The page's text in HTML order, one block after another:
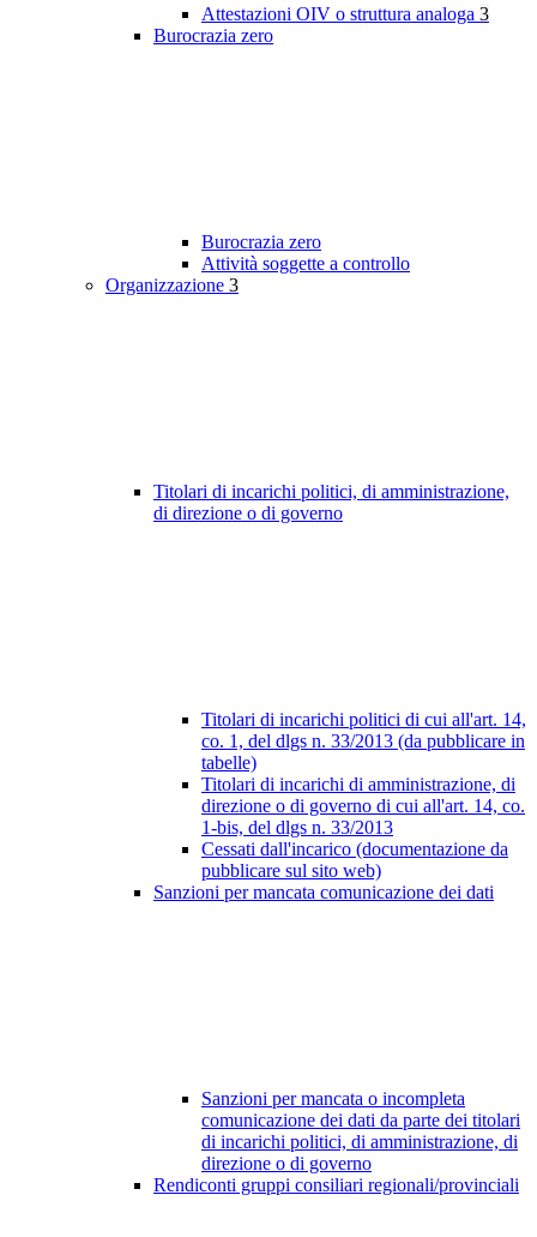
Attestazioni OIV o struttura analoga 3
Burocrazia zero
Burocrazia zero
Attività soggette a controllo
Organizzazione 3
Titolari di incarichi politici, di amministrazione,
di direzione o di governo
Titolari di incarichi politici di cui all'art. 14,
co. 1, del dlgs n. 33/2013 (da pubblicare in
tabelle)
Titolari di incarichi di amministrazione, di
direzione o di governo di cui all'art. 14, co.
1-bis, del dlgs n. 33/2013
Cessati dall'incarico (documentazione da
pubblicare sul sito web)
Sanzioni per mancata comunicazione dei dati
Sanzioni per mancata o incompleta
comunicazione dei dati da parte dei titolari
di incarichi politici, di amministrazione, di
direzione o di governo
Rendiconti gruppi consiliari regionali/provinciali